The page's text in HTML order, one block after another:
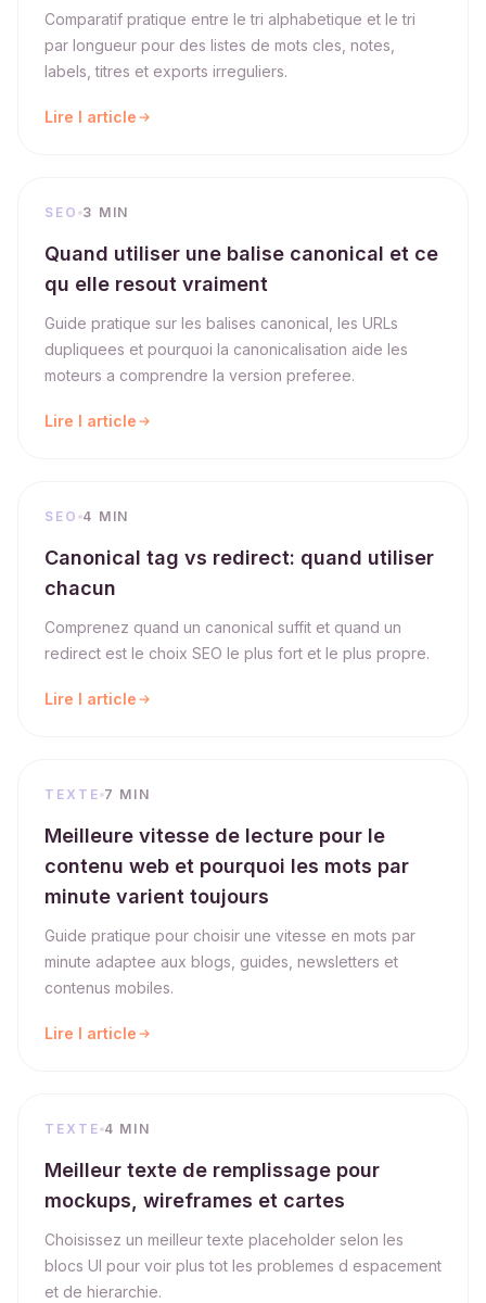
Comparatif pratique entre le tri alphabetique et le tri
par longueur pour des listes de mots cles, notes,
labels, titres et exports irreguliers.
Lire l article
SEO 3 MIN
Quand utiliser une balise canonical et ce
qu elle resout vraiment
Guide pratique sur les balises canonical, les URLs
dupliquees et pourquoi la canonicalisation aide les
moteurs a comprendre la version preferee.
Lire l article
SEO 4 MIN
Canonical tag vs redirect: quand utiliser
chacun
Comprenez quand un canonical suffit et quand un
redirect est le choix SEO le plus fort et le plus propre.
Lire l article
TEXTE 7 MIN
Meilleure vitesse de lecture pour le
contenu web et pourquoi les mots par
minute varient toujours
Guide pratique pour choisir une vitesse en mots par
minute adaptee aux blogs, guides, newsletters et
contenus mobiles.
Lire l article
TEXTE 4 MIN
Meilleur texte de remplissage pour
mockups, wireframes et cartes
Choisissez un meilleur texte placeholder selon les
blocs UI pour voir plus tot les problemes d espacement
et de hierarchie.